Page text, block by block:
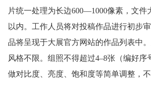
片统一处理为长边600—1000像素，文件
以内。工作人员将对投稿作品进行初步
品将呈现于大展官方网站的作品列表中
风格不限。组照不得超过4–8张（编好序
做对比度、亮度、饱和度等简单调整，